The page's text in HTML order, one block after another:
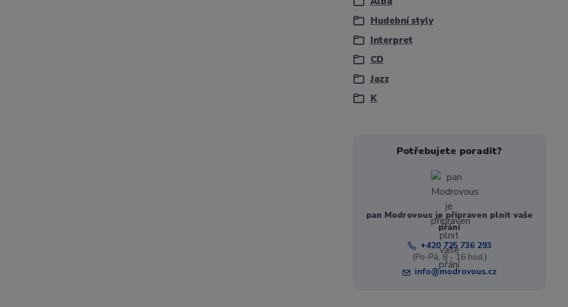
Hudební styly
Interpret
CD
Jazz
K
Potřebujete poradit?
pan Modrovous je připraven plnit vaše
přání
+420 725 736 293
(Po-Pá, 8 - 16 hod.)
info@modrovous.cz